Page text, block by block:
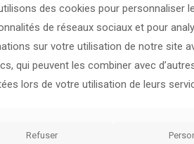
sur l’évolution de la situation.
des cookies pour personnaliser
de réseaux sociaux et pour
sur votre utilisation de notre site
qui peuvent les combiner avec
lors de votre utilisation de leurs
Refuser